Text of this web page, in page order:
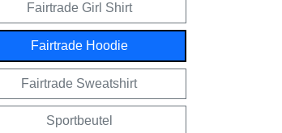
Fairtrade Girl Shirt
Fairtrade Hoodie
Fairtrade Sweatshirt
Sportbeutel